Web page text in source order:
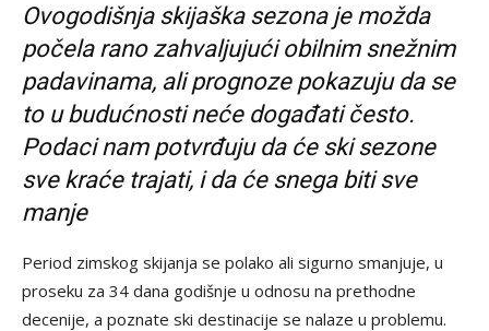
Ovogodišnja skijaška sezona je možda
počela rano zahvaljujući obilnim snežnim
padavinama, ali prognoze pokazuju da se
to u budućnosti neće događati često.
Podaci nam potvrđuju da će ski sezone
sve kraće trajati, i da će snega biti sve
manje
Period zimskog skijanja se polako ali sigurno smanjuje, u
proseku za 34 dana godišnje u odnosu na prethodne
decenije, a poznate ski destinacije se nalaze u problemu.